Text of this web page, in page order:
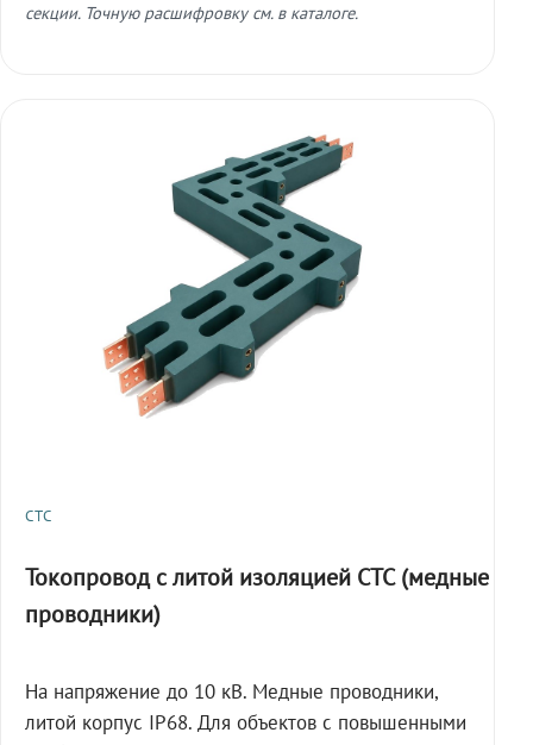
секции. Точную расшифровку см. в каталоге.
СТС
Токопровод с литой изоляцией СТС (медные
проводники)
На напряжение до 10 кВ. Медные проводники,
литой корпус IP68. Для объектов с повышенными